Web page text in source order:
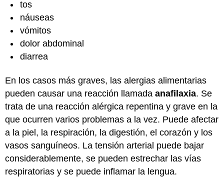
tos
náuseas
vómitos
dolor abdominal
diarrea
En los casos más graves, las alergias alimentarias
pueden causar una reacción llamada anafilaxia. Se
trata de una reacción alérgica repentina y grave en la
que ocurren varios problemas a la vez. Puede afectar
a la piel, la respiración, la digestión, el corazón y los
vasos sanguíneos. La tensión arterial puede bajar
considerablemente, se pueden estrechar las vías
respiratorias y se puede inflamar la lengua.